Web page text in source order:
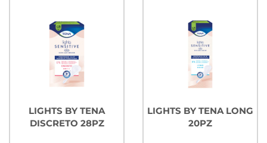
LIGHTS BY TENA
DISCRETO 28PZ
LIGHTS BY TENA LONG
20PZ